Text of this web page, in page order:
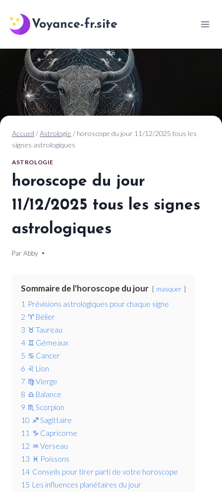
contenu
Voyance-fr.site
Accueil /Astrologie / horoscope du jour 11/12/2025 tous les
signes astrologiques
ASTROLOGIE
horoscope du jour
11/12/2025 tous les signes
astrologiques
Par Abby
11 décembre 2025
Sommaire de l'horoscope du jour masquer
1 Prévisions astrologiques pour chaque signe
2 ♈ Bélier
3 ♉ Taureau
4 ♊ Gémeaux
5 ♋ Cancer
6 ♌ Lion
7 ♍ Vierge
8 ♎ Balance
9 ♏ Scorpion
10 ♐ Sagittaire
11 ♑ Capricorne
12 ♒ Verseau
13 ♓ Poissons
14 Conseils pour tirer parti de votre horoscope
15 Les influences planétaires du jour